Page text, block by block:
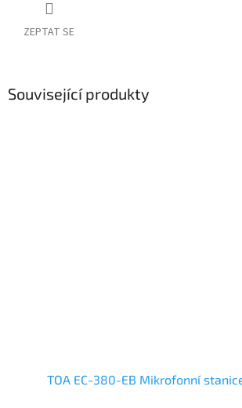
ZEPTAT SE
Související produkty
TOA EC-380-EB Mikrofonní